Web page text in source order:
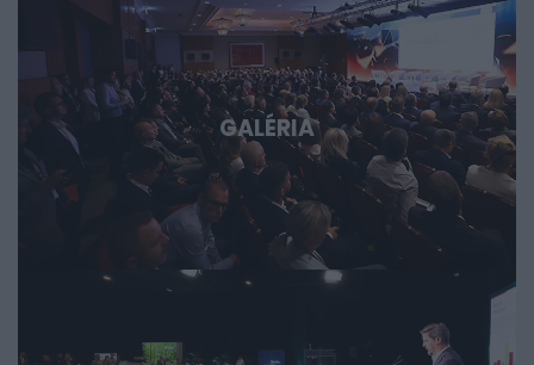
fórum azoknak, akik időben akarnak bekapcsolódni, a
következő évtizedek legfontosabb technológiai sztorijaiba.
GALÉRIA